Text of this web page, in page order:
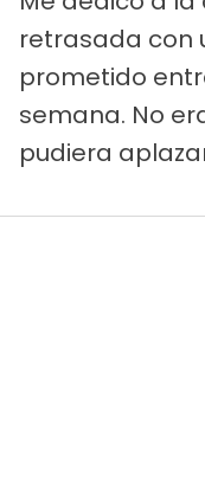
retrasada con
prometido
semana. No
pudiera